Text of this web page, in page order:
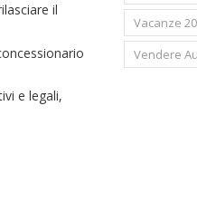
il
e legali,
Vacanze
Vendere